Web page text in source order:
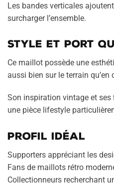
Les bandes verticales
surcharger l’ensemble.
Style et port
Ce maillot possède une
aussi bien sur le terrain qu’en
Son inspiration vintage et
une pièce lifestyle
Profil idéal
Supporters appréciant les
Fans de maillots rétro
Collectionneurs recherchant